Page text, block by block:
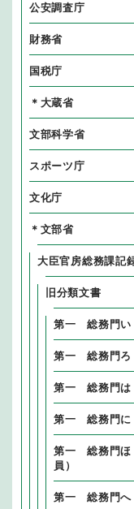
公安調査庁
財務省
国税庁
＊大蔵省
文部科学省
スポーツ庁
文化庁
＊文部省
大臣官房総務課記
旧分類文書
第一 総務門い
第一 総務門ろ
第一 総務門は
第一 総務門に
第一 総務門ほ
員）
第一 総務門へ